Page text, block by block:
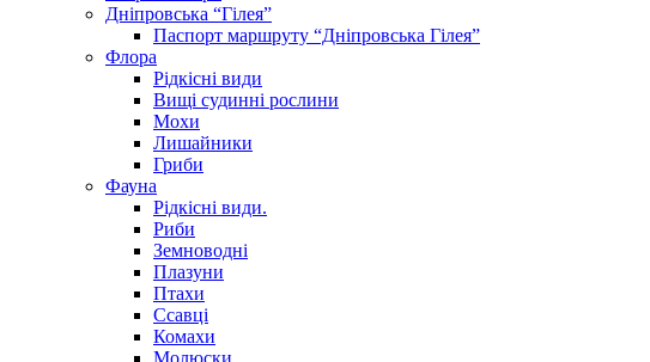
Дніпровська “Гілея”
Паспорт маршруту “Дніпровська Гілея”
Флора
Рідкісні види
Вищі судинні рослини
Мохи
Лишайники
Гриби
Фауна
Рідкісні види.
Риби
Земноводні
Плазуни
Птахи
Ссавці
Комахи
Молюски